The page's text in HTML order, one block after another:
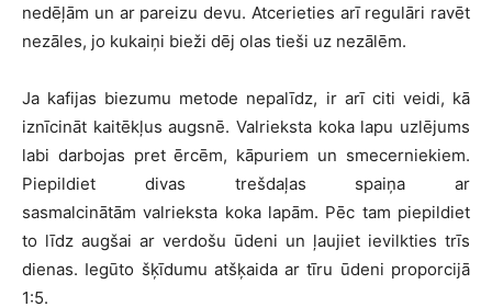
nedēļām un ar pareizu devu. Atcerieties arī regulāri ravēt
nezāles, jo kukaiņi bieži dēj olas tieši uz nezālēm.
Ja kafijas biezumu metode nepalīdz, ir arī citi veidi, kā
iznīcināt kaitēkļus augsnē. Valrieksta koka lapu uzlējums
labi darbojas pret ērcēm, kāpuriem un smecerniekiem.
Piepildiet divas trešdaļas spaiņa ar
sasmalcinātām valrieksta koka lapām. Pēc tam piepildiet
to līdz augšai ar verdošu ūdeni un ļaujiet ievilkties trīs
dienas. Iegūto šķīdumu atšķaida ar tīru ūdeni proporcijā
1:5.